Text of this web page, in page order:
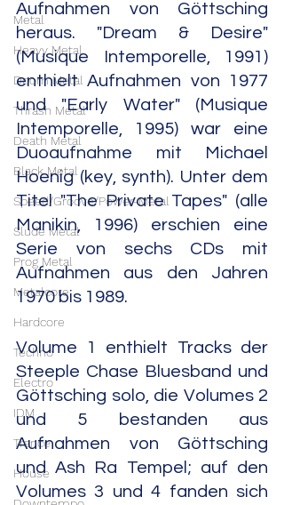
Metal
Heavy Metal
Doom Metal
Thrash Metal
Death Metal
Black Metal
Speed/Groove/Power-Metal
Slude Metal
Prog Metal
Metalcore
Hardcore
Techno
Electro
IDM
Trance
House
Aufnahmen von Göttsching
heraus. "Dream & Desire"
(Musique Intemporelle, 1991)
enthielt Aufnahmen von 1977
und "Early Water" (Musique
Intemporelle, 1995) war eine
Duoaufnahme mit Michael
Hoenig (key, synth). Unter dem
Titel "The Private Tapes" (alle
Manikin, 1996) erschien eine
Serie von sechs CDs mit
Aufnahmen aus den Jahren
1970 bis 1989.
Volume 1 enthielt Tracks der
Steeple Chase Bluesband und
Göttsching solo, die Volumes 2
und 5 bestanden aus
Aufnahmen von Göttsching
und Ash Ra Tempel; auf den
Volumes 3 und 4 fanden sich